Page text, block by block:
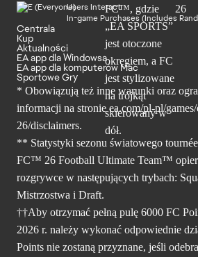
Users Interact
In-game Purchases (Includes
Centrala
Kup
Aktualności
EA app dla Windowsa
EA app dla komputerów Mac
Sportowe Gry
* Obowiązują też inne warunki oraz
informacji na stronie ea.com/pl-pl/
26/disclaimers.
** Statystyki sezonu światowego
FC™ 26 Football Ultimate Team™
rozgrywce w następujących trybach:
Mistrzostwa i Draft.
††Aby otrzymać pełną pulę 6000 FC
2026 r. należy wykonać odpowiednie
Points nie zostaną przyznane, jeśli